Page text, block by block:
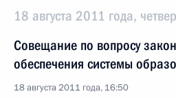
18 августа 2011 года,
Совещание по вопросу
обеспечения системы
18 августа 2011 года, 16:50